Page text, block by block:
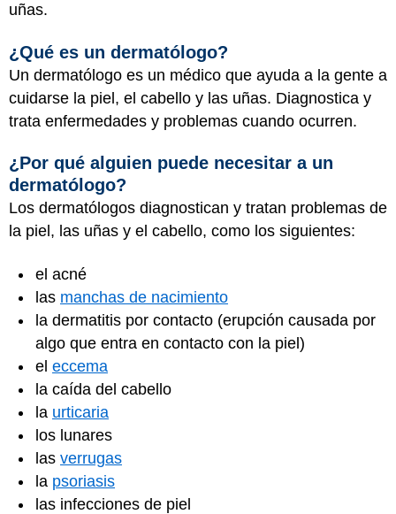
uñas.
¿Qué es un dermatólogo?
Un dermatólogo es un médico que ayuda a la gente a
cuidarse la piel, el cabello y las uñas. Diagnostica y
trata enfermedades y problemas cuando ocurren.
¿Por qué alguien puede necesitar a un
dermatólogo?
Los dermatólogos diagnostican y tratan problemas de
la piel, las uñas y el cabello, como los siguientes:
el acné
las manchas de nacimiento
la dermatitis por contacto (erupción causada por
algo que entra en contacto con la piel)
el eccema
la caída del cabello
la urticaria
los lunares
las verrugas
la psoriasis
las infecciones de piel